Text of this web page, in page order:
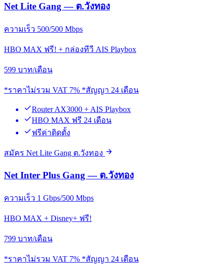
Net Lite Gang — ต.วังทอง
ความเร็ว 500/500 Mbps
HBO MAX ฟรี! + กล่องทีวี AIS Playbox
599 บาท/เดือน
*ราคาไม่รวม VAT 7% *สัญญา 24 เดือน
Router AX3000 + AIS Playbox
HBO MAX ฟรี 24 เดือน
ฟรีค่าติดตั้ง
สมัคร Net Lite Gang ต.วังทอง
Net Inter Plus Gang — ต.วังทอง
ความเร็ว 1 Gbps/500 Mbps
HBO MAX + Disney+ ฟรี!
799 บาท/เดือน
*ราคาไม่รวม VAT 7% *สัญญา 24 เดือน